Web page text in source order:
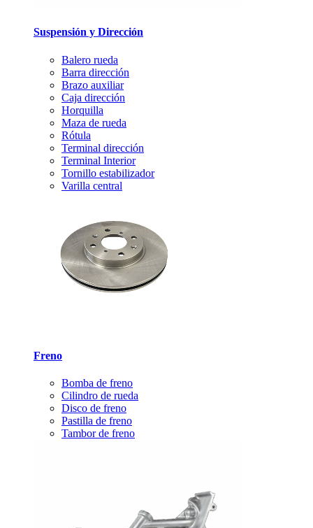
Suspensión y Dirección
Balero rueda
Barra dirección
Brazo auxiliar
Caja dirección
Horquilla
Maza de rueda
Rótula
Terminal dirección
Terminal Interior
Tornillo estabilizador
Varilla central
Freno
Bomba de freno
Cilindro de rueda
Disco de freno
Pastilla de freno
Tambor de freno